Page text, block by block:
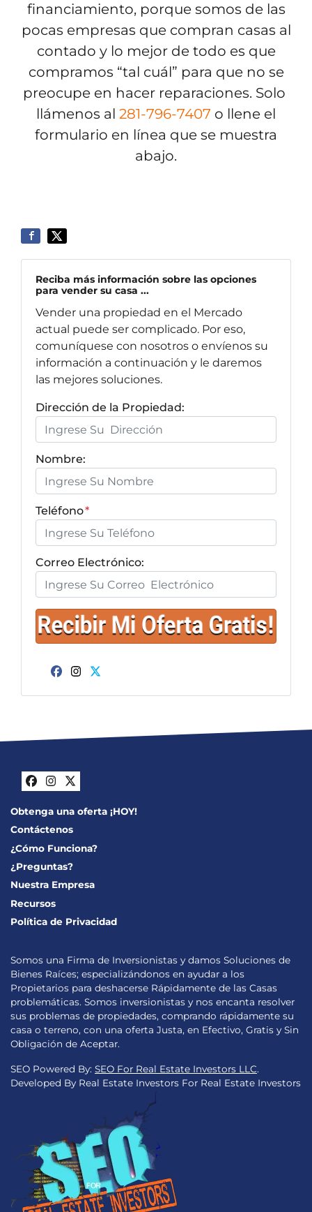
financiamiento, porque somos de las
pocas empresas que compran casas al
contado y lo mejor de todo es que
compramos “tal cuál” para que no se
preocupe en hacer reparaciones. Solo
llámenos al 281-796-7407 o llene el
formulario en línea que se muestra
abajo.
Reciba más información sobre las opciones
para vender su casa ...
Vender una propiedad en el Mercado
actual puede ser complicado. Por eso,
comuníquese con nosotros o envíenos su
información a continuación y le daremos
las mejores soluciones.
Dirección de la Propiedad:
Nombre:
Teléfono*
Correo Electrónico:
Facebook
Facebook
Instagram
Twitter
Obtenga una oferta ¡HOY!
Contáctenos
¿Cómo Funciona?
¿Preguntas?
Nuestra Empresa
Recursos
Política de Privacidad
Somos una Firma de Inversionistas y damos Soluciones de
Bienes Raíces; especializándonos en ayudar a los
Propietarios para deshacerse Rápidamente de las Casas
problemáticas. Somos inversionistas y nos encanta resolver
sus problemas de propiedades, comprando rápidamente su
casa o terreno, con una oferta Justa, en Efectivo, Gratis y Sin
Obligación de Aceptar.
SEO Powered By: SEO For Real Estate Investors LLC.
Developed By Real Estate Investors For Real Estate Investors